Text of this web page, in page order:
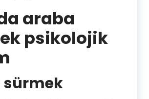
araba
psikolojik
sürmek